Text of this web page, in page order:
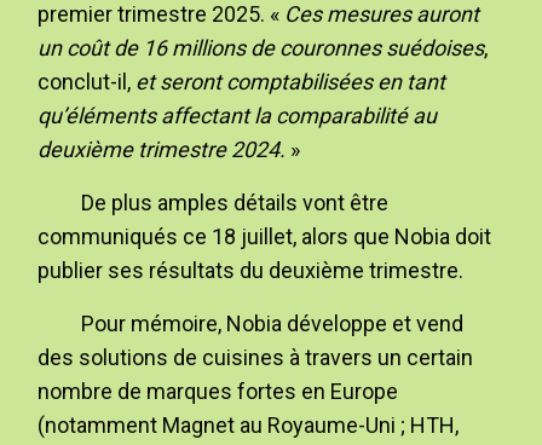
premier trimestre 2025. « Ces mesures auront
un coût de 16 millions de couronnes suédoises,
conclut-il, et seront comptabilisées en tant
qu’éléments affectant la comparabilité au
deuxième trimestre 2024. »
De plus amples détails vont être
communiqués ce 18 juillet, alors que Nobia doit
publier ses résultats du deuxième trimestre.
Pour mémoire, Nobia développe et vend
des solutions de cuisines à travers un certain
nombre de marques fortes en Europe
(notamment Magnet au Royaume-Uni ; HTH,